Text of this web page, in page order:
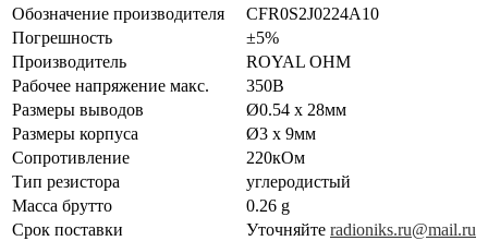
Обозначение производителя
CFR0S2J0224A10
Погрешность
±5%
Производитель
ROYAL OHM
Рабочее напряжение макс.
350В
Размеры выводов
Ø0.54 x 28мм
Размеры корпуса
Ø3 x 9мм
Сопротивление
220кОм
Тип резистора
углеродистый
Масса брутто
0.26 g
Срок поставки
Уточняйте radioniks.ru@mail.ru